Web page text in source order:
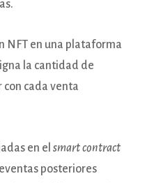
NFT en una plataforma
la cantidad de
con cada venta
en el smart contract
posteriores